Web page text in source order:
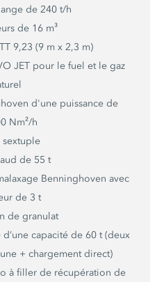
de 240 t/h
de 16 m³
TT 9,23 (9 m x 2,3 m)
JET pour le fuel et le gaz
d'une puissance de
Nm²/h
de 55 t
Benninghoven avec
de 3 t
de granulat
capacité de 60 t(deux
+ chargement direct)
à filler de récupération de